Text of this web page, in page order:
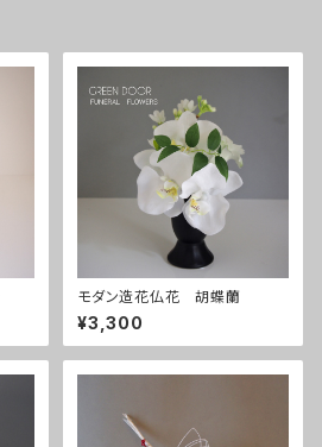
モダン造花仏花 胡蝶蘭
¥3,300